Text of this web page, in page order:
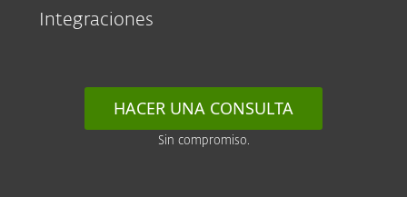
Integraciones
HACER UNA CONSULTA
Sin compromiso.